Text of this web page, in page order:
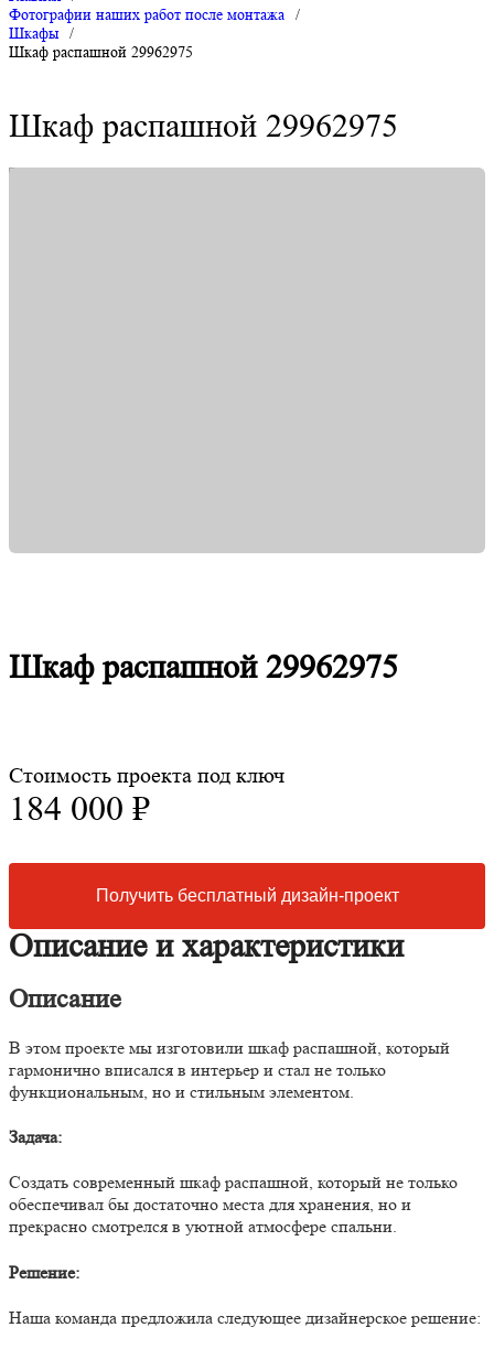
Фотографии наших работ после монтажа
/
Шкафы
/
Шкаф распашной 29962975
Шкаф распашной 29962975
Шкаф распашной 29962975
Стоимость проекта под ключ
184 000 ₽
Получить бесплатный дизайн-проект
Описание и характеристики
Описание
В этом проекте мы изготовили шкаф распашной, который
гармонично вписался в интерьер и стал не только
функциональным, но и стильным элементом.
Задача:
Создать современный шкаф распашной, который не только
обеспечивал бы достаточно места для хранения, но и
прекрасно смотрелся в уютной атмосфере спальни.
Решение:
Наша команда предложила следующее дизайнерское решение: